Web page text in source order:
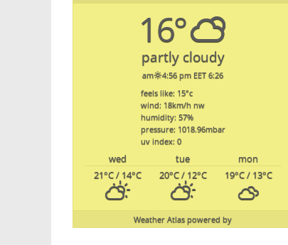
16°
partly cloudy
6:26 am
4:56 pm EET
feels like: 15°c
wind: 18km/h nw
humidity: 57%
pressure: 1018.96mbar
uv index: 0
mon
tue
wed
19°C/ 13°C
20°C/ 12°C
21°C/ 14°C
powered by
Weather Atlas